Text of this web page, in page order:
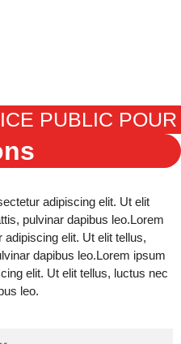
PUBLIC POUR
adipiscing elit. Ut elit
pulvinar dapibus leo.Lorem
elit. Ut elit tellus,
dapibus leo.Lorem ipsum
elit. Ut elit tellus, luctus nec
leo.